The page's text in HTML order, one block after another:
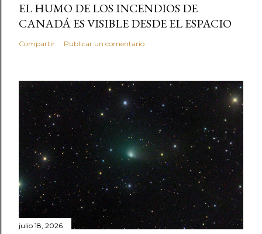
EL HUMO DE LOS INCENDIOS DE
CANADÁ ES VISIBLE DESDE EL ESPACIO
Compartir Publicar un comentario
julio 18, 2026